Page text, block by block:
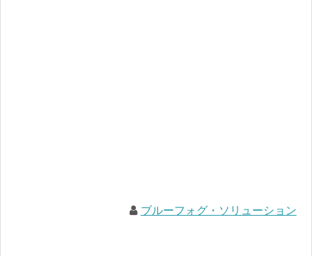
ブルーフォグ・ソリューション